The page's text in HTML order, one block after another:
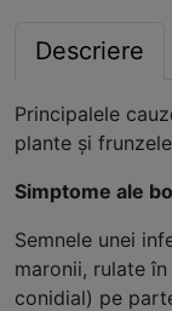
Descriere
Principalele
plante și
Simptome ale
Semnele unei
maronii, rulate
conidial) pe